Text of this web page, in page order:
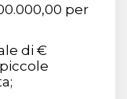
per
di €